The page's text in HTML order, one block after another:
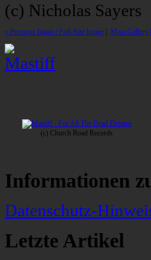
(c) Nicholas Sayers
« Previous Image | Full-Size Image Main Gallery
(c) Church Road Records
Informationen
Datenschutz-
Letzte Artikel